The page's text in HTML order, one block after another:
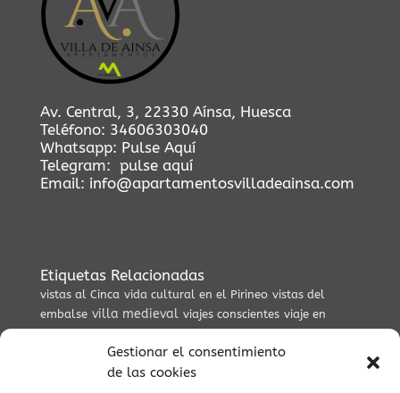
Gestionar el consentimiento
de las cookies
Av. Central, 3, 22330 Aínsa, Huesca
Teléfono: 34606303040
Whatsapp: Pulse Aquí
Telegram: pulse aquí
Email: info@apartamentosvilladeainsa.com
Etiquetas Relacionadas
vistas al Cinca vida cultural en el Pirineo vistas del
embalse villa medieval viajes conscientes viaje en
coche Valle del Yaga valle de Yaga vida cultural en
zona zero enduro Vía Verde Ara
vida tradicional pirenaica